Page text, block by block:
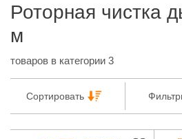
Роторная чистка
м
товаров в категории 3
Сортировать